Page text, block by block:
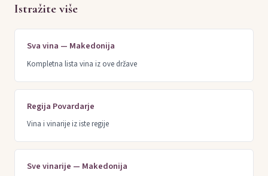
Istražite više
Sva vina — Makedonija
Kompletna lista vina iz ove države
Regija Povardarje
Vina i vinarije iz iste regije
Sve vinarije — Makedonija